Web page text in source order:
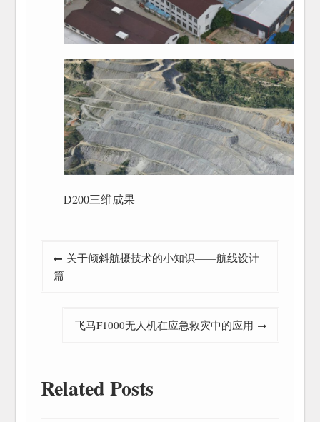
D200三维成果
章
关于倾斜航摄技术的小知识——航线设计
篇
飞马F1000无人机在应急救灾中的应用
Related Posts